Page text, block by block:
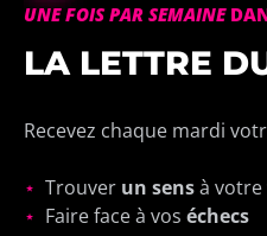
UNE FOIS PAR SEMAINE
LA LETTRE
Recevez chaque mardi
⋆ Trouver un sensà votre
⋆ Faire face à vos échecs